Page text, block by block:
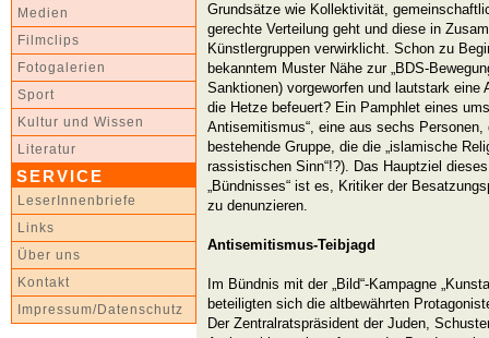
Medien
Filmclips
Fotogalerien
Sport
Kultur und Wissen
Literatur
SERVICE
LeserInnenbriefe
Links
Über uns
Kontakt
Impressum/Datenschutz
Grundsätze wie Kollektivität,
gerechte Verteilung geht und diese in
Künstlergruppen verwirklicht. Schon zu
bekanntem Muster Nähe zur „BDS-
Sanktionen) vorgeworfen und lautstark eine
die Hetze befeuert? Ein Pamphlet eines
Antisemitismus“, eine aus sechs Personen,
bestehende Gruppe, die die „islamische
rassistischen Sinn“!?). Das Hauptziel
„Bündnisses“ ist es, Kritiker der
zu denunzieren.
Antisemitismus-Teibjagd
Im Bündnis mit der „Bild“-Kampagne
beteiligten sich die altbewährten
Der Zentralratspräsident der Juden,